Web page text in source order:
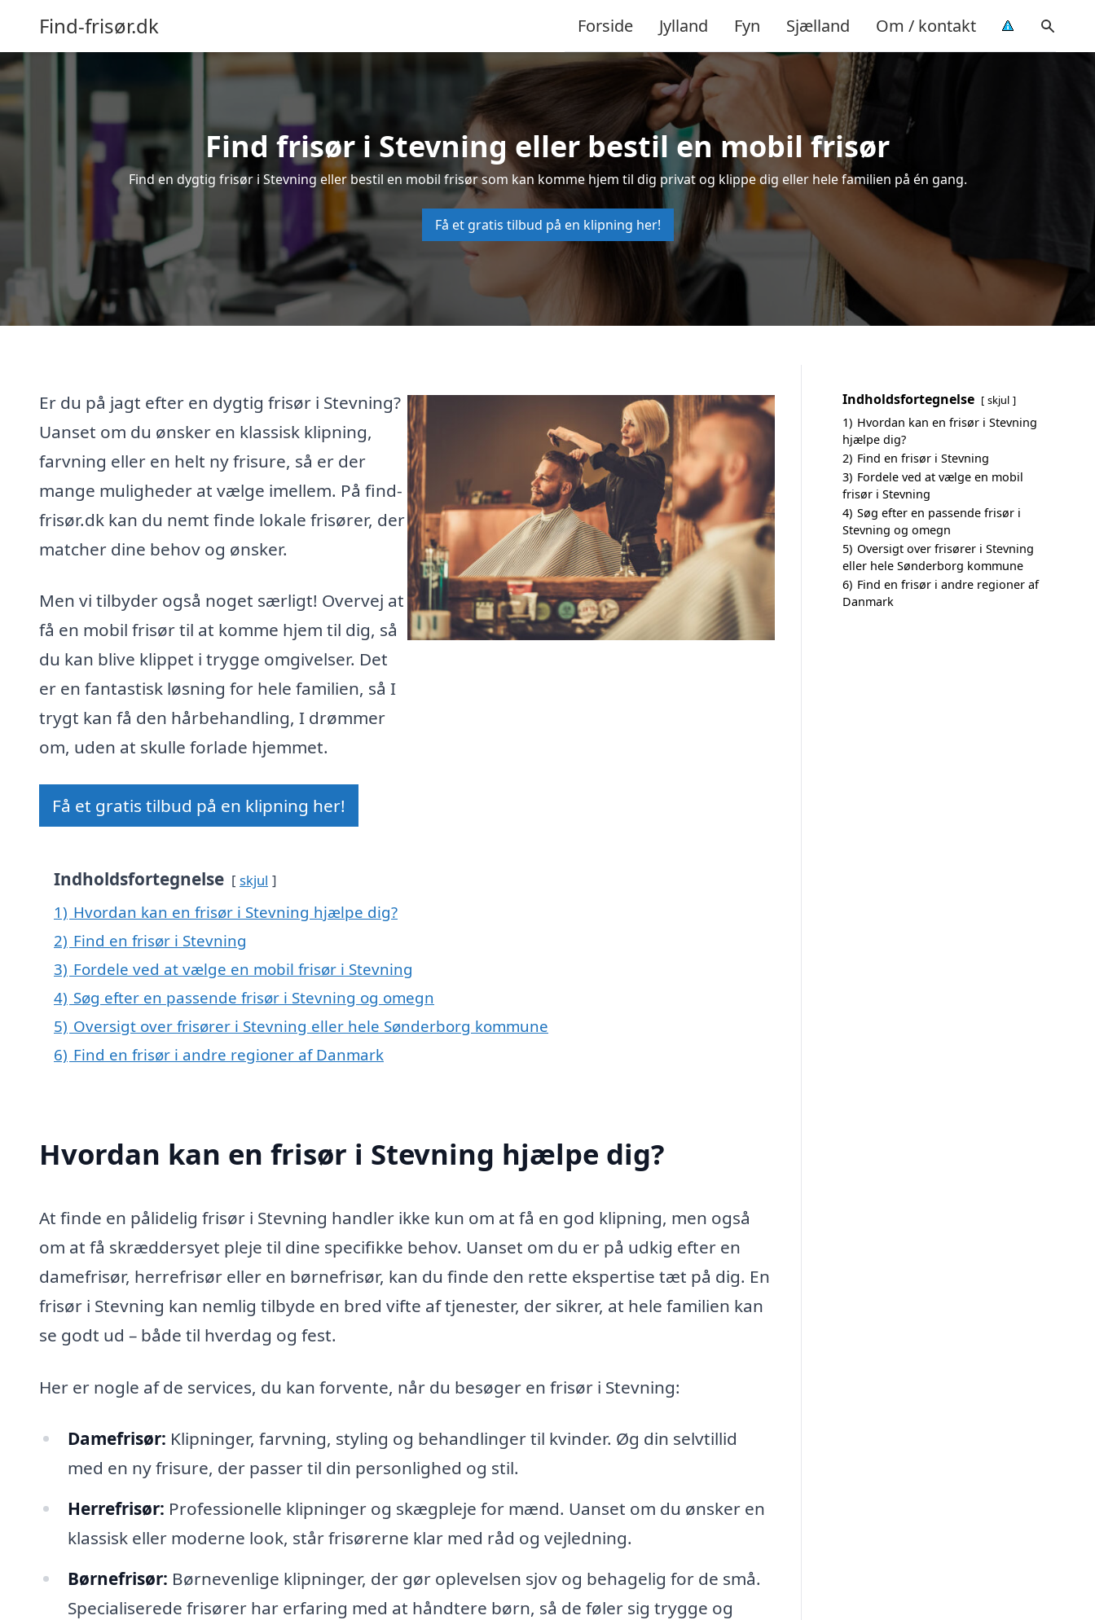
Find-frisør.dk Forside Jylland Fyn Sjælland Om / kontakt
Find frisør i Stevning eller bestil en mobil frisør
Find en dygtig frisør i Stevning eller bestil en mobil frisør som kan komme hjem til dig privat og klippe dig eller hele familien på én gang.
Få et gratis tilbud på en klipning her!
Er du på jagt efter en dygtig frisør i Stevning?
Uanset om du ønsker en klassisk klipning,
farvning eller en helt ny frisure, så er der
mange muligheder at vælge imellem. På find-
frisør.dk kan du nemt finde lokale frisører, der
matcher dine behov og ønsker.
Men vi tilbyder også noget særligt! Overvej at
få en mobil frisør til at komme hjem til dig, så
du kan blive klippet i trygge omgivelser. Det
er en fantastisk løsning for hele familien, så I
trygt kan få den hårbehandling, I drømmer
om, uden at skulle forlade hjemmet.
Få et gratis tilbud på en klipning her!
Indholdsfortegnelse skjul
1) Hvordan kan en frisør i Stevning hjælpe dig?
2) Find en frisør i Stevning
3) Fordele ved at vælge en mobil frisør i Stevning
4) Søg efter en passende frisør i Stevning og omegn
5) Oversigt over frisører i Stevning eller hele Sønderborg kommune
6) Find en frisør i andre regioner af Danmark
Hvordan kan en frisør i Stevning hjælpe dig?
At finde en pålidelig frisør i Stevning handler ikke kun om at få en god klipning, men også
om at få skræddersyet pleje til dine specifikke behov. Uanset om du er på udkig efter en
damefrisør, herrefrisør eller en børnefrisør, kan du finde den rette ekspertise tæt på dig. En
frisør i Stevning kan nemlig tilbyde en bred vifte af tjenester, der sikrer, at hele familien kan
se godt ud – både til hverdag og fest.
Her er nogle af de services, du kan forvente, når du besøger en frisør i Stevning:
Damefrisør: Klipninger, farvning, styling og behandlinger til kvinder. Øg din selvtillid
med en ny frisure, der passer til din personlighed og stil.
Herrefrisør: Professionelle klipninger og skægpleje for mænd. Uanset om du ønsker en
klassisk eller moderne look, står frisørerne klar med råd og vejledning.
Børnefrisør: Børnevenlige klipninger, der gør oplevelsen sjov og behagelig for de små.
Specialiserede frisører har erfaring med at håndtere børn, så de føler sig trygge og
Indholdsfortegnelse skjul
1) Hvordan kan en frisør i Stevning
hjælpe dig?
2) Find en frisør i Stevning
3) Fordele ved at vælge en mobil
frisør i Stevning
4) Søg efter en passende frisør i
Stevning og omegn
5) Oversigt over frisører i Stevning
eller hele Sønderborg kommune
6) Find en frisør i andre regioner af
Danmark